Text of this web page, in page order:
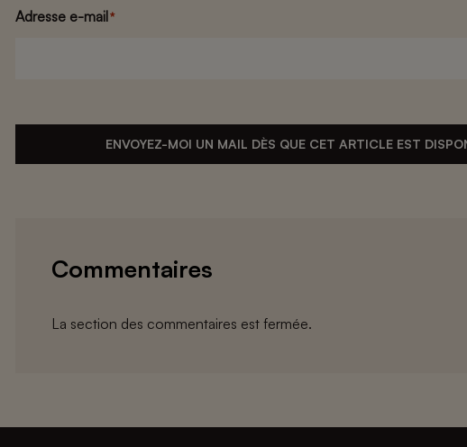
Adresse e-mail *
ENVOYEZ-MOI UN MAIL DÈS QUE CET ARTICLE EST
Commentaires
La section des commentaires est fermée.